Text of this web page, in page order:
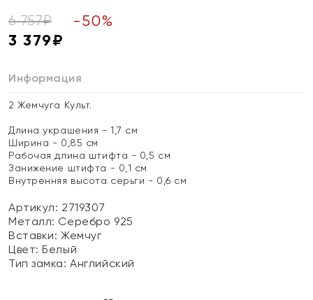
6 757₽ -50%
3 379₽
Информация
2 Жемчуга Культ.
Длина украшения - 1,7 см
Ширина - 0,85 см
Рабочая длина штифта - 0,5 см
Занижение штифта - 0,1 см
Внутренняя высота серьги - 0,6 см
Артикул: 2719307
Металл: Серебро 925
Вставки:Жемчуг
Цвет:Белый
Тип замка:Английский